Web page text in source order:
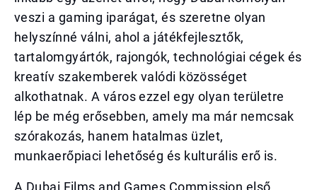
veszi a gaming iparágat, és szeretne olyan
helyszínné válni, ahol a játékfejlesztők,
tartalomgyártók, rajongók, technológiai cégek és
kreatív szakemberek valódi közösséget
alkothatnak. A város ezzel egy olyan területre
lép be még erősebben, amely ma már nemcsak
szórakozás, hanem hatalmas üzlet,
munkaerőpiaci lehetőség és kulturális erő is.
A Dubai Films and Games Commission első